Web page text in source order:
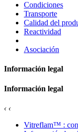
Condiciones
Transporte
Calidad del
Reactividad
Asociación
Información legal
Información legal
‹ ‹
Vitreflam™ :